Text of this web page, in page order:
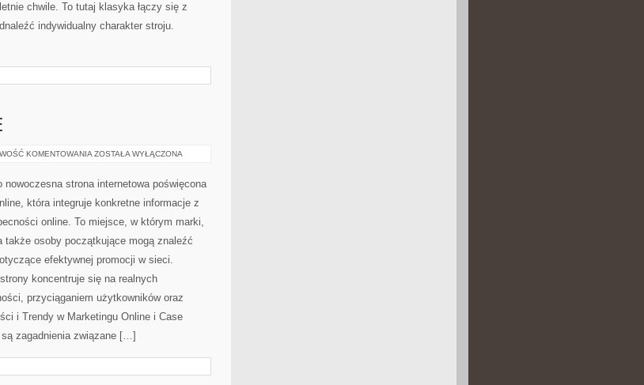
chwile. To tutaj klasyka łączy się z
indywidualny charakter stroju.
KOMENTOWANIA SEO
ZOSTAŁA WYŁĄCZONA
nowoczesna strona internetowa poświęcona
która integruje konkretne informacje z
online. To miejsce, w którym marki,
także osoby początkujące mogą znaleźć
efektywnej promocji w sieci.
koncentruje się na realnych
przyciąganiem użytkowników oraz
i Trendy w Marketingu Online i Case
zagadnienia związane […]